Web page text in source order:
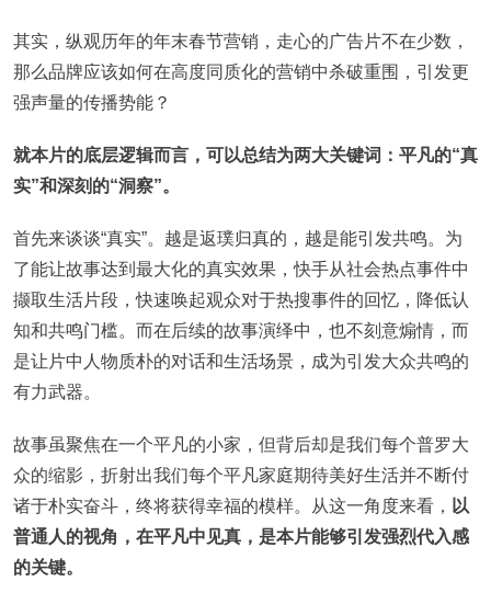
其实，纵观历年的年末春节营销，走心的广告片不在少数，
那么品牌应该如何在高度同质化的营销中杀破重围，引发更
强声量的传播势能？
就本片的底层逻辑而言，可以总结为两大关键词：平凡的“真
实”和深刻的“洞察”。
首先来谈谈“真实”。越是返璞归真的，越是能引发共鸣。为
了能让故事达到最大化的真实效果，快手从社会热点事件中
撷取生活片段，快速唤起观众对于热搜事件的回忆，降低认
知和共鸣门槛。而在后续的故事演绎中，也不刻意煽情，而
是让片中人物质朴的对话和生活场景，成为引发大众共鸣的
有力武器。
故事虽聚焦在一个平凡的小家，但背后却是我们每个普罗大
众的缩影，折射出我们每个平凡家庭期待美好生活并不断付
诸于朴实奋斗，终将获得幸福的模样。从这一角度来看， 以
普通人的视角，在平凡中见真，是本片能够引发强烈代入感
的关键。